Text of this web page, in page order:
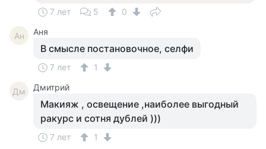
7 лет 5 0
Ан Аня
В смысле постановочное, селфи
7 лет 1
Дм Дмитрий
Макияж , освещение ,наиболее выгодный
ракурс и сотня дублей )))
7 лет 1